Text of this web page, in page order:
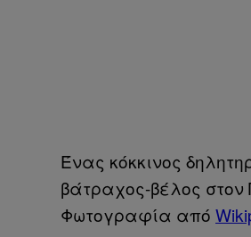
Ένας κόκκινος
βάτραχος-βέλος
Φωτογραφία από